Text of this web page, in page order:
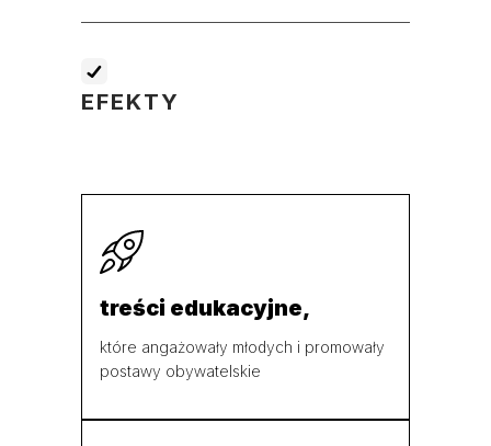
EFEKTY
treści edukacyjne,
które angażowały młodych i promowały
postawy obywatelskie